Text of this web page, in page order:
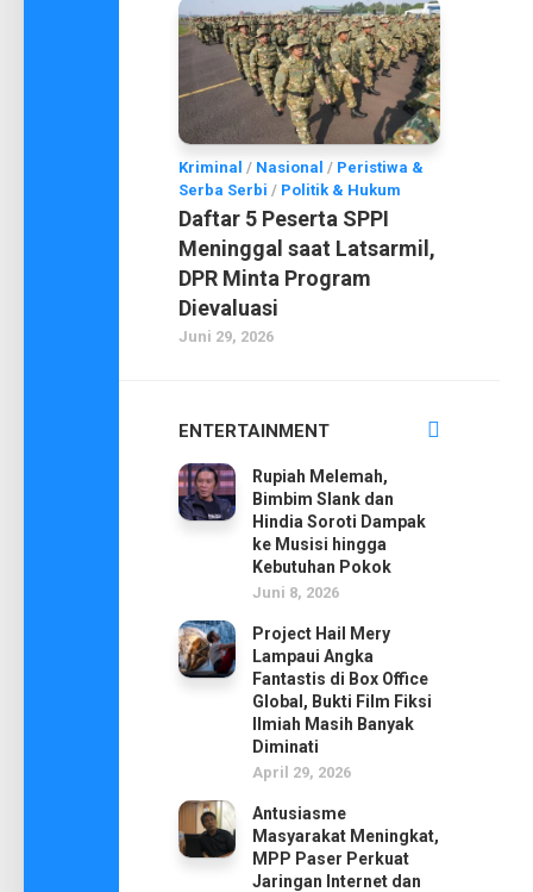
Kriminal / Nasional / Peristiwa &
Serba Serbi / Politik & Hukum
Daftar 5 Peserta SPPI
Meninggal saat Latsarmil,
DPR Minta Program
Dievaluasi
Juni 29, 2026
ENTERTAINMENT
Rupiah Melemah,
Bimbim Slank dan
Hindia Soroti Dampak
ke Musisi hingga
Kebutuhan Pokok
Juni 8, 2026
Project Hail Mery
Lampaui Angka
Fantastis di Box Office
Global, Bukti Film Fiksi
Ilmiah Masih Banyak
Diminati
April 29, 2026
Antusiasme
Masyarakat Meningkat,
MPP Paser Perkuat
Jaringan Internet dan